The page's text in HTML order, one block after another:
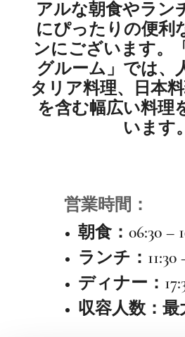
アルな朝食やラン
にぴったりの便利
ンにございます。
グルーム」では、
タリア料理、日本
を含む幅広い料理
います。
営業時間：
朝食：06:30 –
ランチ：11:30
ディナー：
収容人数：最